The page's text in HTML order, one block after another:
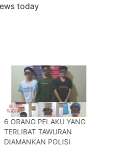
today
6 ORANG PELAKU YANG
TERLIBAT TAWURAN
DIAMANKAN POLISI